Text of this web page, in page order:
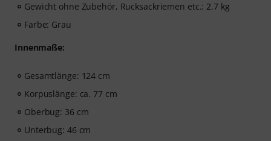
Gewicht ohne Zubehör, Rucksackriemen etc.: 2,7 kg
Farbe: Grau
Innenmaße:
Gesamtlänge: 124 cm
Korpuslänge: ca. 77 cm
Oberbug: 36 cm
Unterbug: 46 cm